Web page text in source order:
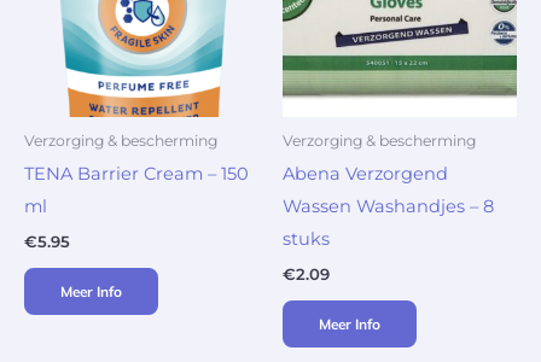
Verzorging & bescherming
TENA Barrier Cream – 150
ml
€5.95
Meer Info
Verzorging & bescherming
Abena Verzorgend
Wassen Washandjes – 8
stuks
€2.09
Meer Info